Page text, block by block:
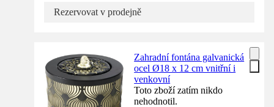
Rezervovat v prodejně
Zahradní fontána galvanická
ocel Ø18 x 12 cm vnitřní i
venkovní
Toto zboží zatím nikdo
nehodnotil.